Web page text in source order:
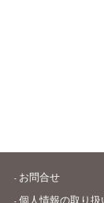
お問合せ
個人情報の取り扱